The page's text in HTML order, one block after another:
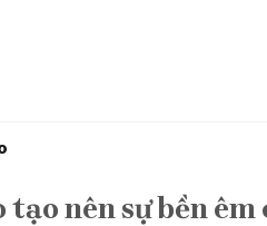
tạo nên sự bền